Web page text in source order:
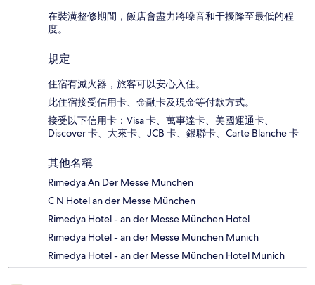
在裝潢整修期間，飯店會盡力將噪音和干擾降至最低的程
度。
規定
住宿有滅火器，旅客可以安心入住。
此住宿接受信用卡、金融卡及現金等付款方式。
接受以下信用卡：Visa 卡、萬事達卡、美國運通卡、
Discover 卡、大來卡、JCB 卡、銀聯卡、Carte Blanche 卡
其他名稱
Rimedya An Der Messe Munchen
C N Hotel an der Messe München
Rimedya Hotel - an der Messe München Hotel
Rimedya Hotel - an der Messe München Munich
Rimedya Hotel - an der Messe München Hotel Munich